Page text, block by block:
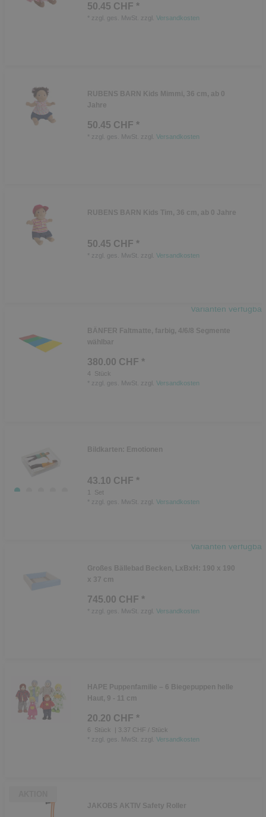
50.45 CHF *
zzgl. ges. MwSt. zzgl. Versandkosten
RUBENS BARN Kids Mimmi, 36 cm, ab 0
Jahre
50.45 CHF *
zzgl. ges. MwSt. zzgl. Versandkosten
RUBENS BARN Kids Tim, 36 cm, ab 0 Jahre
50.45 CHF *
zzgl. ges. MwSt. zzgl. Versandkosten
Varianten verfügbar
BÄNFER Faltmatte, farbig, 4/6/8 Segmente
wählbar
380.00 CHF *
4
Stück
zzgl. ges. MwSt. zzgl. Versandkosten
Bildkarten: Emotionen
43.10 CHF *
Set
zzgl. ges. MwSt. zzgl. Versandkosten
Varianten verfügbar
Großes Bällebad Becken, LxBxH: 190 x 190
x 37 cm
745.00 CHF *
zzgl. ges. MwSt. zzgl. Versandkosten
HAPE Puppenfamilie – 6 Biegepuppen helle
Haut, 9 - 11 cm
20.20 CHF *
6 Stück
| 3.37 CHF / Stück
zzgl. ges. MwSt. zzgl. Versandkosten
JAKOBS AKTIV Safety Roller